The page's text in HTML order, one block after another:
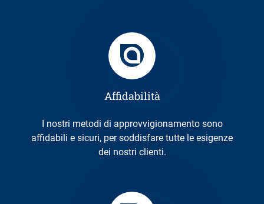
Affidabilità
I nostri metodi di approvvigionamento sono
affidabili e sicuri, per soddisfare tutte le esigenze
dei nostri clienti.